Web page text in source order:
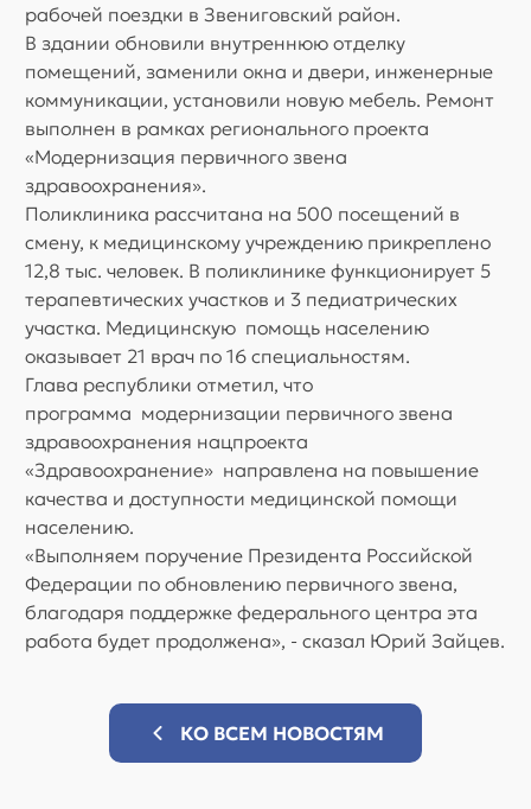
рабочей поездки в Звениговский район.
В здании обновили внутреннюю отделку
помещений, заменили окна и двери, инженерные
коммуникации, установили новую мебель. Ремонт
выполнен в рамках регионального проекта
«Модернизация первичного звена
здравоохранения».
Поликлиника рассчитана на 500 посещений в
смену, к медицинскому учреждению прикреплено
12,8 тыс. человек. В поликлинике функционирует 5
терапевтических участков и 3 педиатрических
участка. Медицинскую помощь населению
оказывает 21 врач по 16 специальностям.
Глава республики отметил, что
программа модернизации первичного звена
здравоохранения нацпроекта
«Здравоохранение» направлена на повышение
качества и доступности медицинской помощи
населению.
«Выполняем поручение Президента Российской
Федерации по обновлению первичного звена,
благодаря поддержке федерального центра эта
работа будет продолжена», - сказал Юрий Зайцев.
КО ВСЕМ НОВОСТЯМ